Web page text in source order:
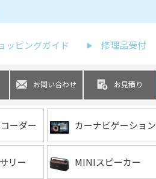
ッピングガイド 修理品受付
お問い合わせ お見積り
ーダー カーナビゲーション
リー MINIスピーカー